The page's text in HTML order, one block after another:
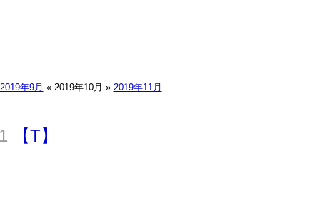
2019年9月 « 2019年10月 » 2019年11月
【T】